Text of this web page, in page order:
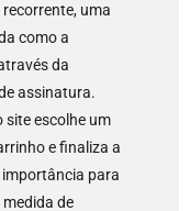
uma
como a
da
assinatura.
site escolhe um
e finaliza a
para
de